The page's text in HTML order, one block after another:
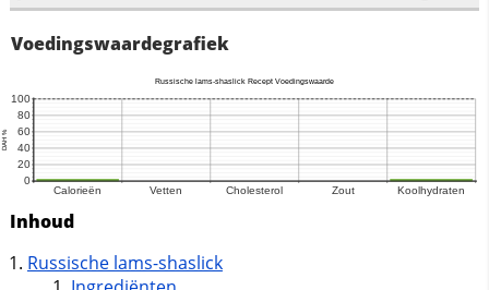
Voedingswaardegrafiek
Inhoud
Russische lams-shaslick